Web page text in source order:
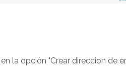
la opción "Crear dirección de